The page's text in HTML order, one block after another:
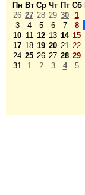
Пн Вт Ср Чт Пт Сб
26 27 28 29 30 1
3
4 5 6 7 8
10 11 12 13 14 15
17 18 19 20 21 22
24 25 26 27 28 29
31
1 2 3 4 5